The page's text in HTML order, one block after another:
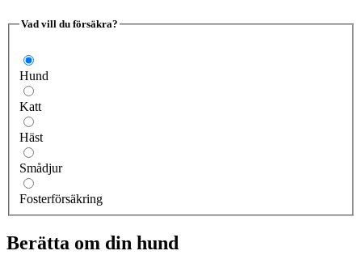
Vad vill du försäkra?
Hund
Katt
Häst
Smådjur
Fosterförsäkring
Berätta om din hund